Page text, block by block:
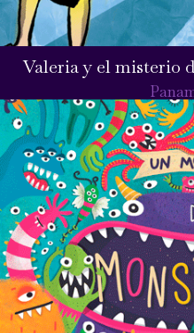
Valeria y el misterio